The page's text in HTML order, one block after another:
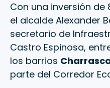
Con una inversión de
el alcalde Alexander
secretario de
Castro Espinosa,
los barrios
parte del Corredor